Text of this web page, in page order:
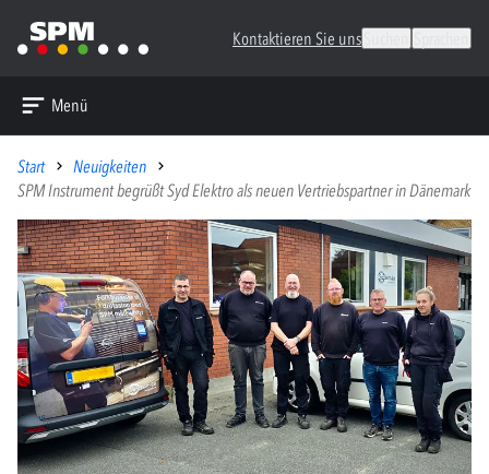
Kontaktieren Sie uns
Menü
Start
Neuigkeiten
SPM Instrument begrüßt Syd Elektro als neuen Vertriebspartner in Dänemark